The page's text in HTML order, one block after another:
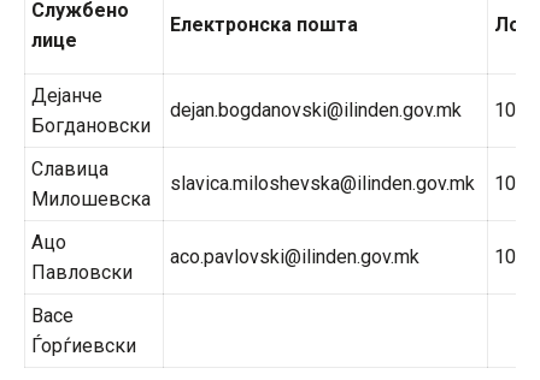
Службено
лице
Електронска пошта
Дејанче
Богдановски
dejan.bogdanovski@ilinden.gov.mk 108
Славица
Милошевска
slavica.miloshevska@ilinden.gov.mk 105
Ацо
Павловски
aco.pavlovski@ilinden.gov.mk 105
Васе
Ѓорѓиевски